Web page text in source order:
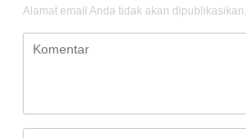
Alamat email Anda tidak akan dipublikasikan.